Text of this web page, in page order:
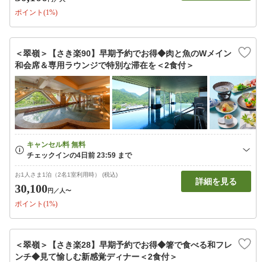
ポイント(1%)
＜翠嶺＞【さき楽90】早期予約でお得◆肉と魚のWメイン
和会席＆専用ラウンジで特別な滞在を＜2食付＞
お1人さま1泊（2名1室利用時） (税込)
30,100円 ／人〜
ポイント(1%)
詳細を見る
＜翠嶺＞【さき楽28】早期予約でお得◆箸で食べる和フレ
ンチ◆見て愉しむ新感覚ディナー＜2食付＞